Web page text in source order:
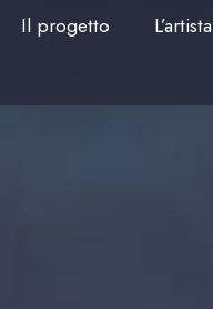
Il progetto L’artista